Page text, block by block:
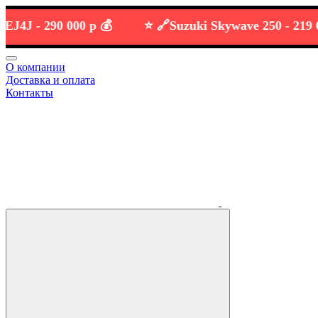
-290 000 р 💰 Suzuki Skywave 250 -219 000
О компании
Доставка и оплата
Контакты